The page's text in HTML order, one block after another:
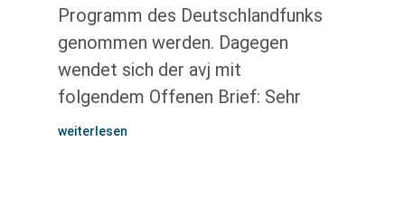
Programm des Deutschlandfunks
genommen werden. Dagegen
wendet sich der avj mit
folgendem Offenen Brief: Sehr
weiterlesen